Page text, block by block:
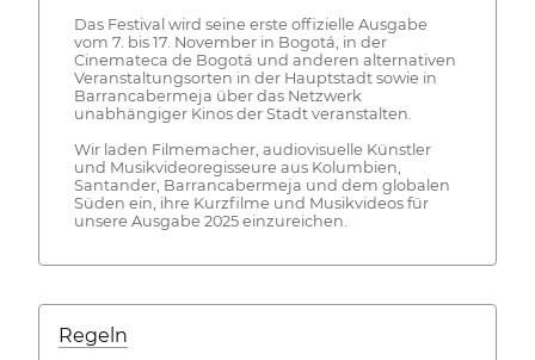
Das Festival wird seine erste offizielle Ausgabe
vom 7. bis 17. November in Bogotá, in der
Cinemateca de Bogotá und anderen alternativen
Veranstaltungsorten in der Hauptstadt sowie in
Barrancabermeja über das Netzwerk
unabhängiger Kinos der Stadt veranstalten.
Wir laden Filmemacher, audiovisuelle Künstler
und Musikvideoregisseure aus Kolumbien,
Santander, Barrancabermeja und dem globalen
Süden ein, ihre Kurzfilme und Musikvideos für
unsere Ausgabe 2025 einzureichen.
Regeln